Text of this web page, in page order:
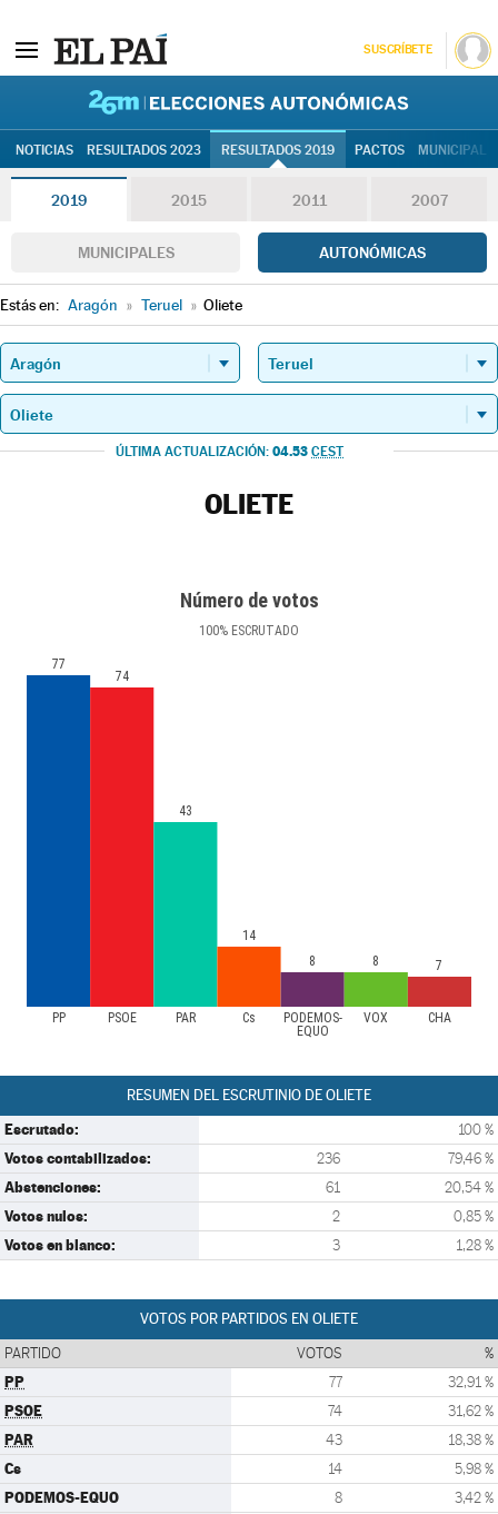
SUSCRÍBETE
NOTICIAS RESULTADOS 2023 RESULTADOS 2019 PACTOS
2019 2015 2011 2007
MUNICIPALES AUTONÓMICAS
Estás en: Aragón » Teruel » Oliete
ÚLTIMA ACTUALIZACIÓN: 04.53 CEST
OLIETE
Número de votos
100% ESCRUTADO
PP PSOE PAR Cs
PODEMOS-
EQUO
VOX CHA
77
74
43
14
8
8 7
RESUMEN DEL ESCRUTINIO DE OLIETE
Escrutado: 100 %
Votos contabilizados: 236 79,46 %
Abstenciones: 61 20,54 %
Votos nulos: 2 0,85 %
Votos en blanco: 3 1,28 %
VOTOS POR PARTIDOS EN OLIETE
PARTIDO VOTOS %
PP 77 32,91 %
PSOE 74 31,62 %
PAR 43 18,38 %
Cs 14 5,98 %
PODEMOS-EQUO 8 3,42 %